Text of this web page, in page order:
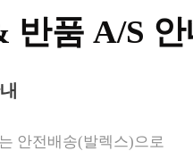
반품 A/S
안전배송(발렉스)으로